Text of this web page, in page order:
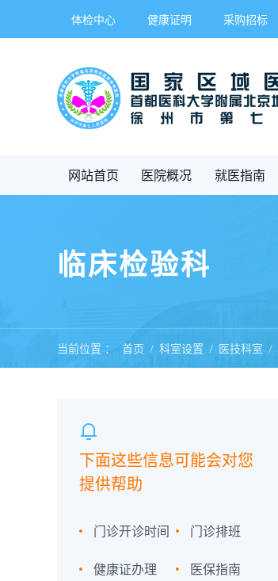
体检中心 健康证明 采购招标
网站首页 医院概况 就医指南
临床检验科
当前位置 ： 首页 科室设置 医技科室
下面这些信息可能会对您
提供帮助
门诊开诊时间 门诊排班
健康证办理 医保指南